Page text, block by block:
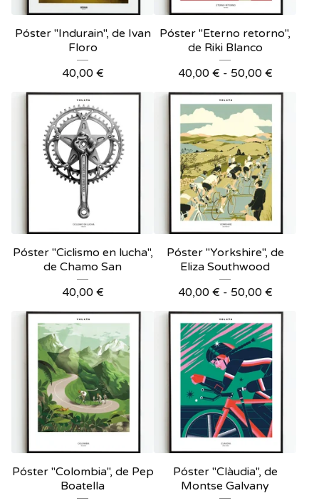
Póster "Indurain", de Ivan
Floro
40,00 €
Póster "Eterno retorno",
de Riki Blanco
40,00 € - 50,00 €
Póster "Ciclismo en lucha",
de Chamo San
40,00 €
Póster "Yorkshire", de
Eliza Southwood
40,00 € - 50,00 €
Póster "Colombia", de Pep
Boatella
Póster "Clàudia", de
Montse Galvany